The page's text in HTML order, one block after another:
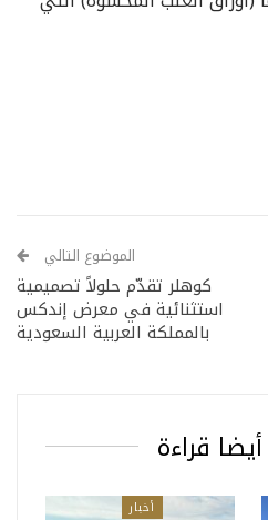
الموضوع التالي
كوهلر تقدّم حلولاً تصميمية
استثنائية في معرض إندكس
بالمملكة العربية السعودية
قراءة
أخبار